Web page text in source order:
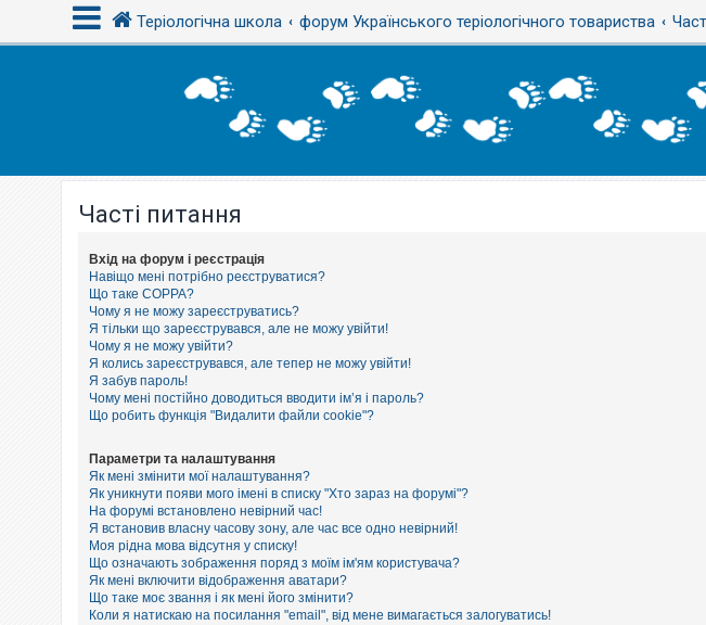
Теріологічна школа форум Українського теріологічного товариства
Часті питання
Вхід на форум і реєстрація
Навіщо мені потрібно реєструватися?
Що таке COPPA?
Чому я не можу зареєструватись?
Я тільки що зареєструвався, але не можу увійти!
Чому я не можу увійти?
Я колись зареєструвався, але тепер не можу увійти!
Я забув пароль!
Чому мені постійно доводиться вводити ім’я і пароль?
Що робить функція "Видалити файли cookie"?
Параметри та налаштування
Як мені змінити мої налаштування?
Як уникнути появи мого імені в списку "Хто зараз на форумі"?
На форумі встановлено невірний час!
Я встановив власну часову зону, але час все одно невірний!
Моя рідна мова відсутня у списку!
Що означають зображення поряд з моїм ім'ям користувача?
Як мені включити відображення аватари?
Що таке моє звання і як мені його змінити?
Коли я натискаю на посилання "email", від мене вимагається залогуватись!